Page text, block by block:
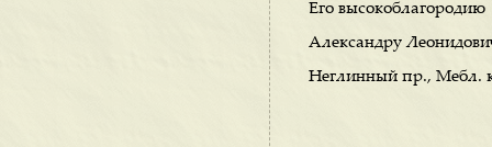
Его высокоблагородию
Александру
Неглинный пр., Мебл.